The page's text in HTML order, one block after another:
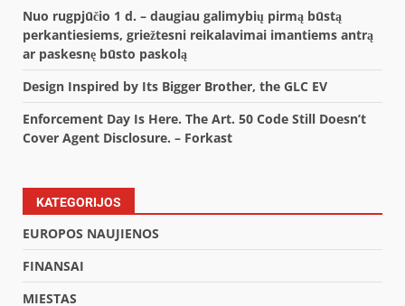
Nuo rugpjūčio 1 d. – daugiau galimybių pirmą būstą
perkantiesiems, griežtesni reikalavimai imantiems antrą
ar paskesnę būsto paskolą
Design Inspired by Its Bigger Brother, the GLC EV
Enforcement Day Is Here. The Art. 50 Code Still Doesn’t
Cover Agent Disclosure. – Forkast
KATEGORIJOS
EUROPOS NAUJIENOS
FINANSAI
MIESTAS